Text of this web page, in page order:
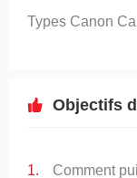
Types Canon
Objectifs
Comment